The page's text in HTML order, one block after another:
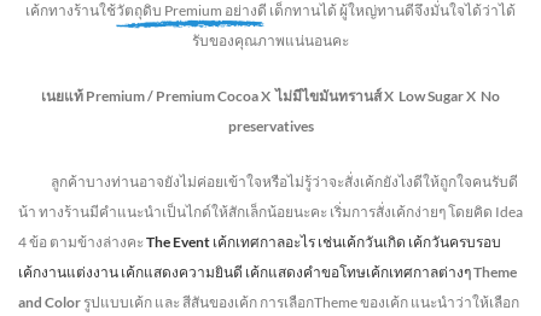
เค้กทางร้านใช้วัตถุดิบ Premium อย่างดี เด็กทานได้ ผู้ใหญ่ทานดีจึงมั่นใจได้ว่าได้
รับของคุณภาพแน่นอนคะ
เนยแท้ Premium / Premium CocoaX ไม่มีไขมันทรานส์X Low SugarX No
preservatives
ลูกค้าบางท่านอาจยังไม่ค่อยเข้าใจหรือไม่รู้ว่าจะสั่งเค้กยังไงดีให้ถูกใจคนรับดี
น้า ทางร้านมีคำแนะนำเป็นไกด์ให้สักเล็กน้อยนะคะ เริ่มการสั่งเค้กง่ายๆ โดยคิด Idea
4 ข้อ ตามข้างล่างคะ The Event เค้กเทศกาลอะไร เช่นเค้กวันเกิด เค้กวันครบรอบ
เค้กงานแต่งงาน เค้กแสดงความยินดี เค้กแสดงคำขอโทษเค้กเทศกาลต่างๆTheme
and Color รูปแบบเค้ก และ สีสันของเค้ก การเลือกTheme ของเค้ก แนะนำว่าให้เลือก